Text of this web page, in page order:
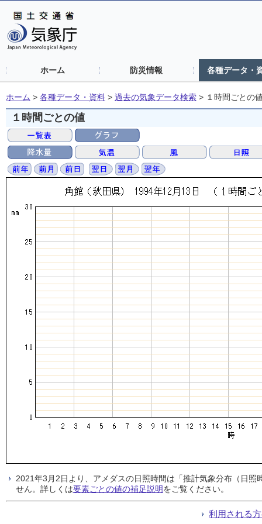
ホーム 防災情報 各種データ・
ホーム > 各種データ・資料 > 過去の気象データ検索 > １時間ごとの
１時間ごとの値
2021年3月2日より、アメダスの日照時間は「推計気象分布（日
せん。詳しくは要素ごとの値の補足説明をご覧ください。
利用される